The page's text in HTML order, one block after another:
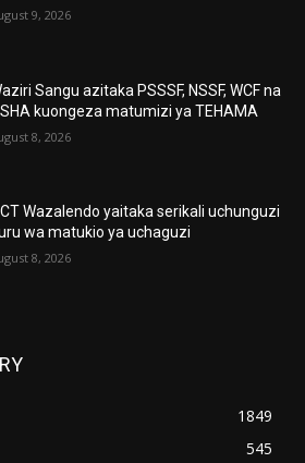
9, 2026
Sangu azitaka PSSSF, NSSF, WCF na
kuongeza matumizi ya TEHAMA
8, 2026
Wazalendo yaitaka serikali uchunguzi
wa matukio ya uchaguzi
8, 2026
1849
545